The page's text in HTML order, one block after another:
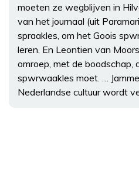
moeten ze wegblijven in
van het journaal (uit
spraakles, om het Goois
leren. En Leontien van
omroep, met de boodschap,
spwrwaakles moet. …
Nederlandse cultuur wordt